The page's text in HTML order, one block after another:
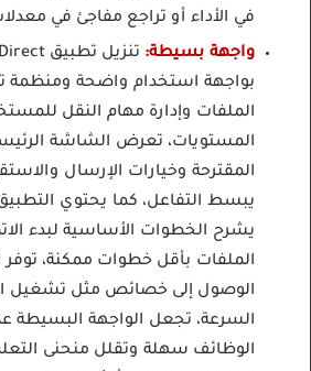
في الأداء أو تراجع مفاجئ في
واجهة بسيطة:
بواجهة استخدام واضحة ومنظمة
الملفات وإدارة مهام النقل
المستويات، تعرض الشاشة
المقترحة وخيارات الإرسال
يبسط التفاعل، كما يحتوي
يشرح الخطوات الأساسية لبدء
الملفات بأقل خطوات ممكنة، توفر
الوصول إلى خصائص مثل تشغيل
السرعة، تجعل الواجهة البسيطة
الوظائف سهلة وتقلل منحنى